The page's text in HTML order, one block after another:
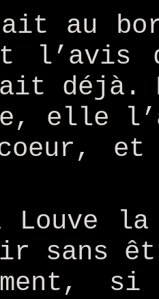
au
l’avis
déjà.
et
Louve
sans